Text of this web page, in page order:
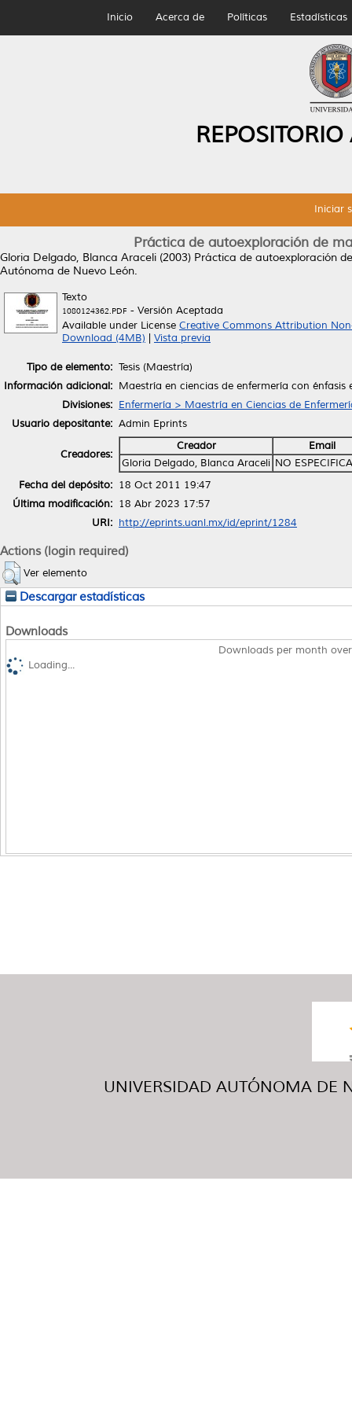
Inicio Acerca de Políticas Estadísticas
Iniciar
Práctica de autoexploración de
Gloria Delgado, Blanca Araceli (2003) Práctica de autoexploración
Autónoma de Nuevo León.
Texto
1080124362.PDF - Versión Aceptada
Available under License Creative Commons Attribution
Download (4MB)
Vista previa
Tipo de elemento: Tesis (Maestría)
Información adicional: Maestría en ciencias de enfermería con
Divisiones: Enfermería > Maestría en Ciencias de
Usuario depositante: Admin Eprints
Creadores:
Creador
Email
Gloria Delgado, Blanca Araceli NO
Fecha del depósito: 18 Oct 2011 19:47
Última modificación: 18 Abr 2023 17:57
URI: http://eprints.uanl.mx/id/eprint/1284
Actions (login required)
Ver elemento
Descargar estadísticas
Downloads
Downloads per month
Loading...
UNIVERSIDAD AUTÓNOMA DE